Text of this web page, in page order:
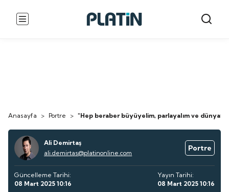
Anasayfa > Portre > "Hep beraber büyüyelim, parlayalım ve
Ali Demirtaş
ali.demirtas@platinonline.com
Portre
Güncelleme Tarihi:
08 Mart 2025 10:16
Yayın Tarihi:
08 Mart 2025 10:16